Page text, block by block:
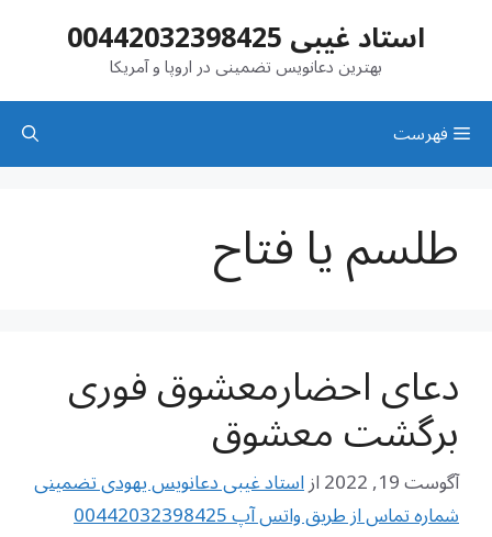
استاد غیبی 00442032398425
بهترین دعانویس تضمینی در اروپا و آمریکا
فهرست
طلسم یا فتاح
دعای احضارمعشوق فوری
برگشت معشوق
آگوست 19, 2022 ازاستاد غیبی دعانویس یهودی تضمینی
شماره تماس از طریق واتس آپ 00442032398425